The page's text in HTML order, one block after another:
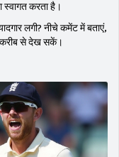
स्वागत करता है।
लगी? नीचे कमेंट में बताएं,
करीब से देख सकें।